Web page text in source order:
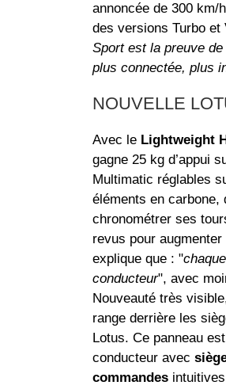
annoncée de 300 km/
des versions Turbo et
Sport est la preuve
plus connectée, plus
NOUVELLE
Avec le Lightweight
gagne 25 kg d’appui
Multimatic réglables
éléments en carbone,
chronométrer ses
revus pour
explique que : "
conducteur", avec
Nouveauté très
range derrière les
Lotus. Ce panneau
conducteur avec
commandes